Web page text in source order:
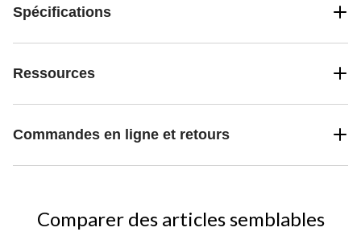
Spécifications
Ressources
Commandes en ligne et retours
Comparer des articles semblables